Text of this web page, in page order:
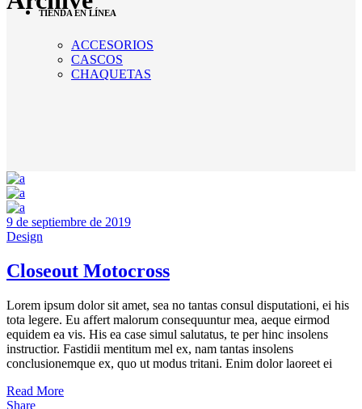
TIENDA EN LÍNEA
ACCESORIOS
CASCOS
CHAQUETAS
9 de septiembre de 2019
Design
Closeout Motocross
Lorem ipsum dolor sit amet, sea no tantas consul disputationi, ei his
tota legere. Eu affert malorum consequuntur mea, aeque eirmod
equidem ea vis. His ea case simul salutatus, te per hinc insolens
instructior. Fastidii mentitum mel ex, nam tantas insolens
conclusionemque ex, quo ut modus tritani. Enim dolor laoreet ei
Read More
Share